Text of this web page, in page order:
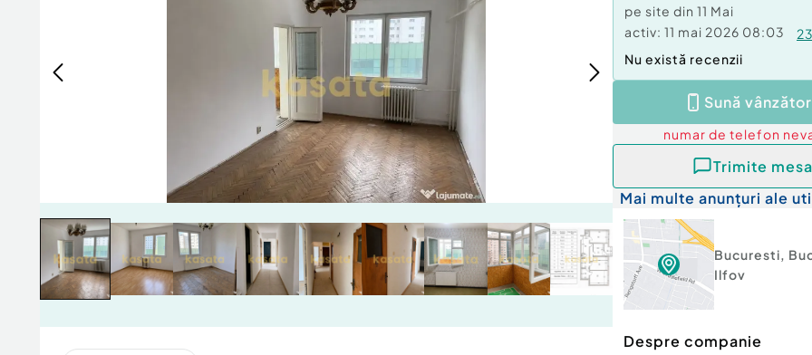
pe site din 11 Mai
activ: 11 mai 2026 08:03
Nu există recenzii
Sună
numar de telefon
Trimite
Mai multe anunțuri ale
Bucuresti,
Ilfov
Despre companie